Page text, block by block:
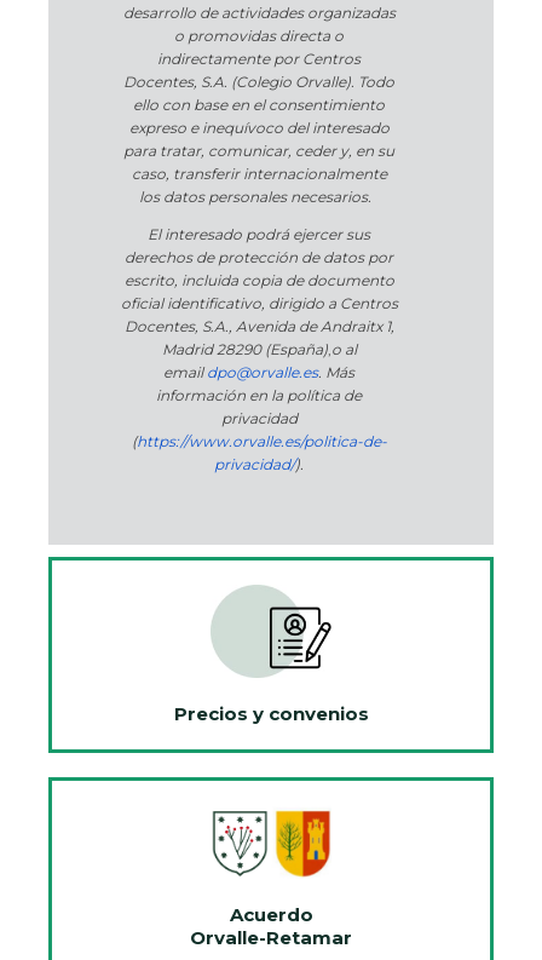
desarrollo de actividades organizadas
o promovidas directa o
indirectamente por Centros
Docentes, S.A. (Colegio Orvalle). Todo
ello con base en el consentimiento
expreso e inequívoco del interesado
para tratar, comunicar, ceder y, en su
caso, transferir internacionalmente
los datos personales necesarios.
El interesado podrá ejercer sus
derechos de protección de datos por
escrito, incluida copia de documento
oficial identificativo, dirigido a Centros
Docentes, S.A., Avenida de Andraitx 1,
Madrid 28290 (España), o al
emaildpo@orvalle.es. Más
información en la política de
privacidad
(https://www.orvalle.es/politica-de-
privacidad/).
Precios y convenios
Acuerdo
Orvalle-Retamar